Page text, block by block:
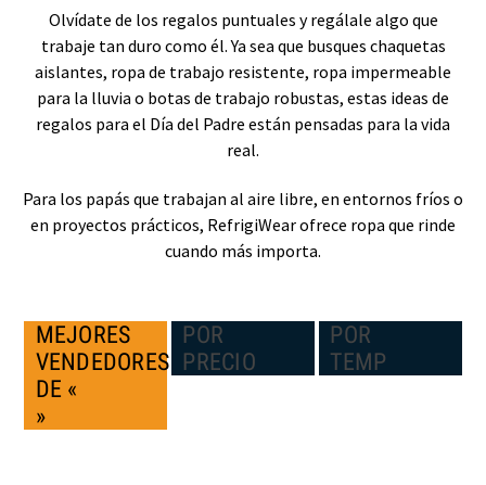
Olvídate de los regalos puntuales y regálale algo que
trabaje tan duro como él. Ya sea que busques chaquetas
aislantes, ropa de trabajo resistente, ropa impermeable
para la lluvia o botas de trabajo robustas, estas ideas de
regalos para el Día del Padre están pensadas para la vida
real.
Para los papás que trabajan al aire libre, en entornos fríos o
en proyectos prácticos, RefrigiWear ofrece ropa que rinde
cuando más importa.
MEJORES
VENDEDORES
DE «
»
POR
PRECIO
POR
TEMP